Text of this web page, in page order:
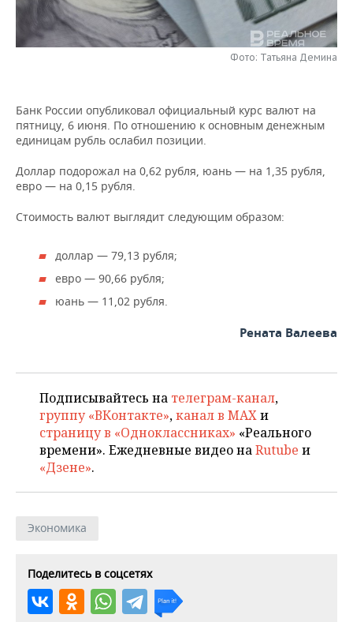
НЕФТЕХИМИЯ
НЕФТЬ
ЭНЕРГЕТИКА
РОЗНИЧНАЯ ТОРГОВЛЯ
НОВОСТИ ТЕХНОЛОГИЙ
ТЕЛЕКОММУНИКАЦИИ
МЕРОПРИЯТИЯ
ВЫЕЗДНАЯ РЕДАКЦИЯ
БИЗНЕС-БРАНЧИ
ONLINE-КОНФЕРЕНЦИИ
ОТКРЫТАЯ ЛЕКЦИЯ
НОВОСТИ СПОРТА
ФУТБОЛ
ХОККЕЙ
БАСКЕТБОЛ
КИБЕРСПОРТ
ХОККЕЙ С МЯЧОМ
ОБЩЕСТВО
НОВОСТИ ОБЩЕСТВА
ВЛАСТЬ
ИНФРАСТРУКТУРА
КУЛЬТУРА
ПРОИСШЕСТВИЯ
ФОТОГАЛЕРЕЯ
СЮЖЕТЫ
СПРАВОЧНИК
СПИСОК КОМПАНИЙ
ПОЛНАЯ ВЕРСИЯ
Фото: Татьяна Демина
Банк России опубликовал официальный курс валют на
пятницу, 6 июня. По отношению к основным денежным
единицам рубль ослабил позиции.
Доллар подорожал на 0,62 рубля, юань — на 1,35 рубля,
евро — на 0,15 рубля.
Стоимость валют выглядит следующим образом:
доллар — 79,13 рубля;
евро — 90,66 рубля;
юань — 11,02 рубля.
Рената Валеева
Подписывайтесь на телеграм-канал,
группу «ВКонтакте»,канал в MAXи
страницу в «Одноклассниках» «Реального
времени». Ежедневные видео наRutube и
«Дзене».
Экономика
Поделитесь в соцсетях